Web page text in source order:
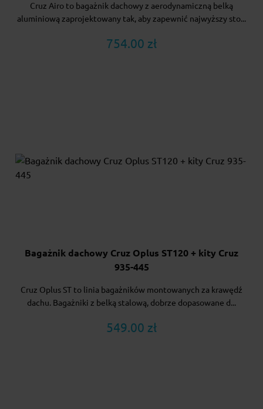
Cruz Airo to bagażnik dachowy z aerodynamiczną belką
aluminiową zaprojektowany tak, aby zapewnić najwyższy sto...
754.00 zł
Bagażnik dachowy Cruz Oplus ST120 + kity Cruz
935-445
Cruz Oplus ST to linia bagażników montowanych za krawędź
dachu. Bagażniki z belką stalową, dobrze dopasowane d...
549.00 zł